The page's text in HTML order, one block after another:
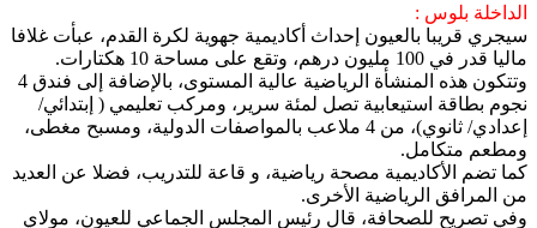
الداخلة بلوس :
سيجري قريبا بالعيون إحداث أكاديمية جهوية لكرة القدم، عبأت غلافا
ماليا قدر في 100 مليون درهم، وتقع على مساحة 10 هكتارات.
وتتكون هذه المنشأة الرياضية عالية المستوى، بالإضافة إلى فندق 4
نجوم بطاقة استيعابية تصل لمئة سرير، ومركب تعليمي ( إبتدائي/
إعدادي/ ثانوي)، من 4 ملاعب بالمواصفات الدولية، ومسبح مغطى،
ومطعم متكامل.
كما تضم الأكاديمية مصحة رياضية، و قاعة للتدريب، فضلا عن العديد
من المرافق الرياضية الأخرى.
وفي تصريح للصحافة، قال رئيس المجلس الجماعي للعيون، مولاي